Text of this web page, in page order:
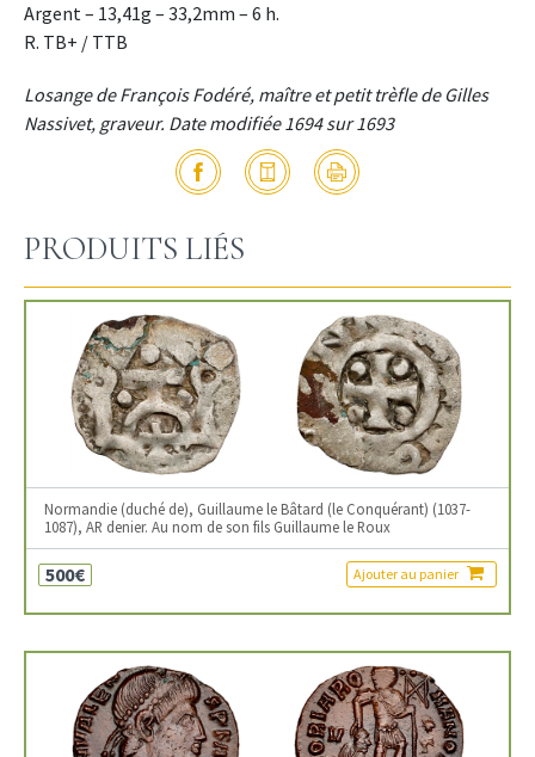
Argent – 13,41g – 33,2mm – 6 h.
R. TB+ / TTB
Losange de François Fodéré, maître et petit trèfle de Gilles
Nassivet, graveur. Date modifiée 1694 sur 1693
PRODUITS LIÉS
Normandie (duché de), Guillaume le Bâtard (le Conquérant) (1037-
1087), AR denier. Au nom de son fils Guillaume le Roux
500€ Ajouter au panier